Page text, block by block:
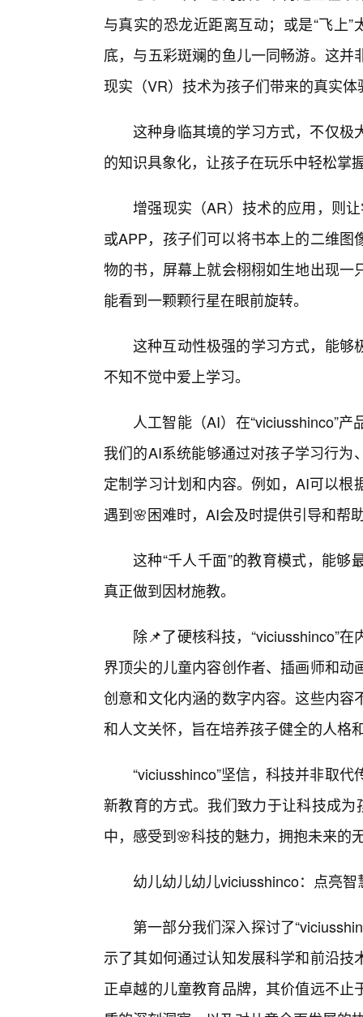
与真实的恐龙近距离互动；或是“飞上
底，与五彩斑斓的鱼儿一同畅游。这并
现实（VR）技术为孩子们带来的真实体
这种身临其境的学习方式，不仅极
的知识具象化，让孩子在玩乐中轻松掌
增强现实（AR）技术的应用，则
或APP，孩子们可以将书本上的二维
物的书，屏幕上就会栩栩如生地出现
能看到一颗颗行星在眼前旋转。
这种互动性极强的学习方式，能够
不知不觉中爱上学习。
人工智能（AI）在“viciusshinco”
我们的AI系统能够通过对孩子学习行
定制学习计划和内容。例如，AI可以
遇到🌸困难时，AI会及时提供引导和帮
这种“千人千面”的教育模式，能
真正做到因材施教。
除📌了硬核科技，“viciusshinco”
界顶尖的儿童内容创作者、插画师和
创意和文化内涵的数字内容。这些内
和人文关怀，旨在培养孩子健全的人格
“viciusshinco”坚信，科技并非取
新教育的方式。我们致力于让科技成
中，感受到🌸科技的魅力，拥抱未来的
幼儿幼儿幼儿viciusshinco：点亮
第一部分我们深入探讨了
示了其如何通过认知发展科学和前沿
正卓越的儿童教育品牌，其价值远不止